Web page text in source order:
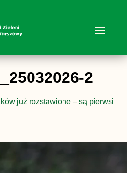
2
już rozstawione – są pierwsi